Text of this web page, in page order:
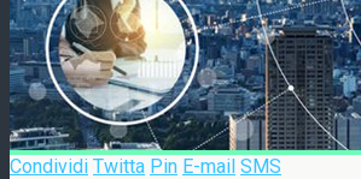
Condividi Twitta Pin E-mail SMS